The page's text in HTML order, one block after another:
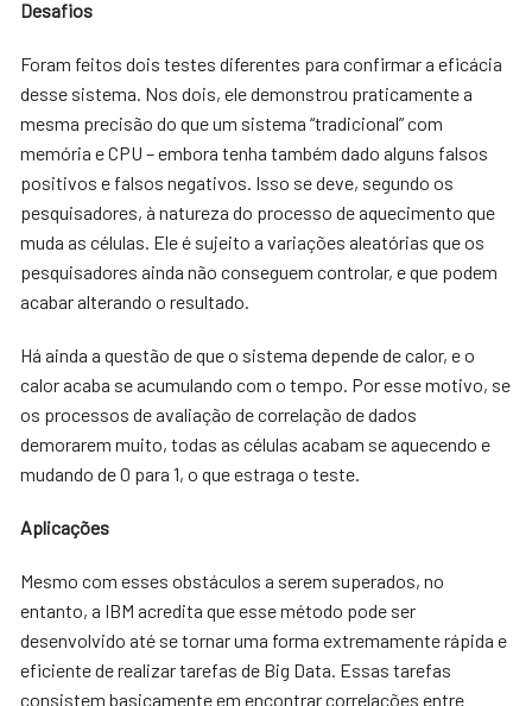
Desafios
Foram feitos dois testes diferentes para confirmar a eficácia
desse sistema. Nos dois, ele demonstrou praticamente a
mesma precisão do que um sistema “tradicional” com
memória e CPU – embora tenha também dado alguns falsos
positivos e falsos negativos. Isso se deve, segundo os
pesquisadores, à natureza do processo de aquecimento que
muda as células. Ele é sujeito a variações aleatórias que os
pesquisadores ainda não conseguem controlar, e que podem
acabar alterando o resultado.
Há ainda a questão de que o sistema depende de calor, e o
calor acaba se acumulando com o tempo. Por esse motivo, se
os processos de avaliação de correlação de dados
demorarem muito, todas as células acabam se aquecendo e
mudando de 0 para 1, o que estraga o teste.
Aplicações
Mesmo com esses obstáculos a serem superados, no
entanto, a IBM acredita que esse método pode ser
desenvolvido até se tornar uma forma extremamente rápida e
eficiente de realizar tarefas de Big Data. Essas tarefas
consistem basicamente em encontrar correlações entre